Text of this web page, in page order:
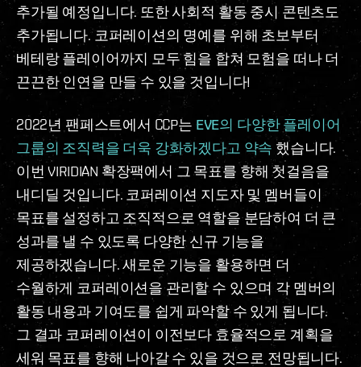
추가될 예정입니다. 또한 사회적 활동 중시 콘텐츠도
추가됩니다. 코퍼레이션의 명예를 위해 초보부터
베테랑 플레이어까지 모두 힘을 합쳐 모험을 떠나 더
끈끈한 인연을 만들 수 있을 것입니다!
2022년 팬페스트에서 CCP는 EVE의 다양한 플레이어
그룹의 조직력을 더욱 강화하겠다고 약속 했습니다.
이번 VIRIDIAN 확장팩에서 그 목표를 향해 첫걸음을
내디딜 것입니다. 코퍼레이션 지도자 및 멤버들이
목표를 설정하고 조직적으로 역할을 분담하여 더 큰
성과를 낼 수 있도록 다양한 신규 기능을
제공하겠습니다. 새로운 기능을 활용하면 더
수월하게 코퍼레이션을 관리할 수 있으며 각 멤버의
활동 내용과 기여도를 쉽게 파악할 수 있게 됩니다.
그 결과 코퍼레이션이 이전보다 효율적으로 계획을
세워 목표를 향해 나아갈 수 있을 것으로 전망됩니다.